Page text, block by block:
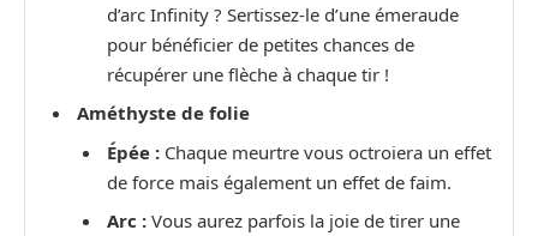
d’arc Infinity ? Sertissez-le d’une émeraude
pour bénéficier de petites chances de
récupérer une flèche à chaque tir !
Améthyste de folie
Épée : Chaque meurtre vous octroiera un effet
de force mais également un effet de faim.
Arc : Vous aurez parfois la joie de tirer une